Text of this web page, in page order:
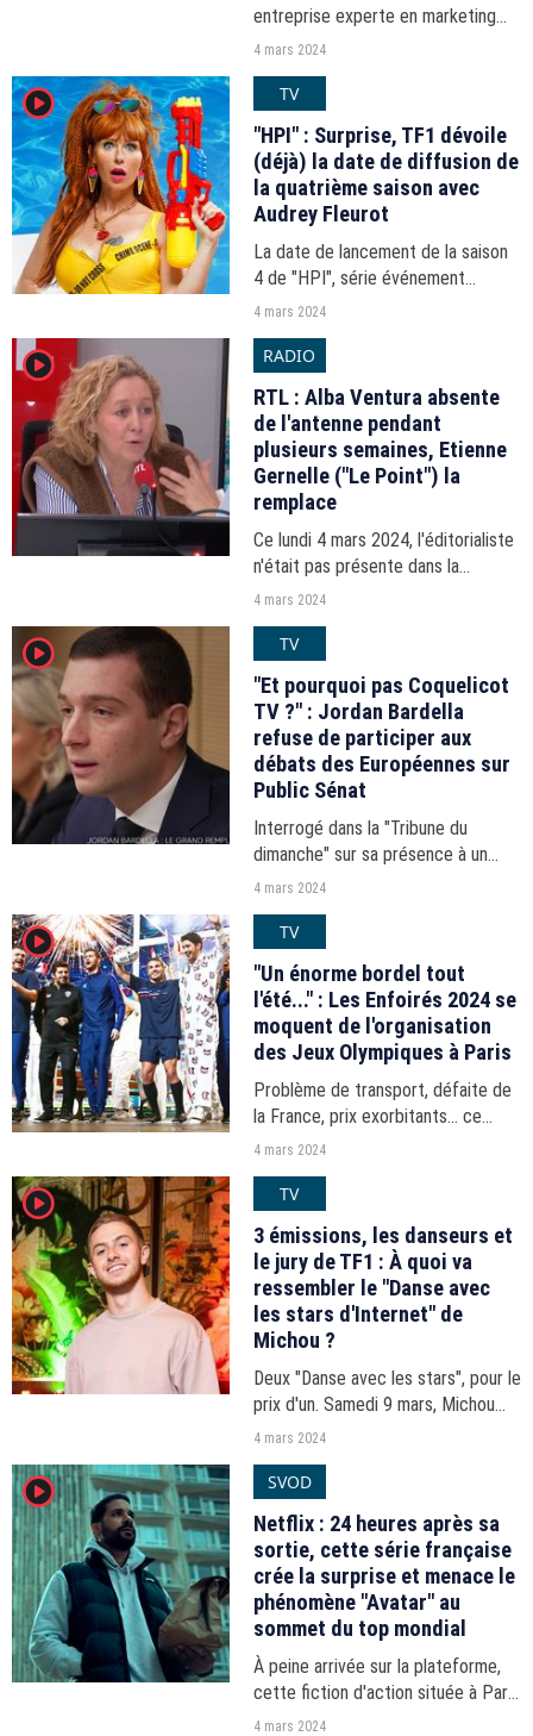
entreprise experte en marketing
d'influence, démontre que les
contenu, dont l'image reste
écornée dans les médias,
subissent...
4 mars 2024
player2 TV
"HPI" : Surprise, TF1 dévoile
(déjà) la date de diffusion de
la quatrième saison avec
Audrey Fleurot
La date de lancement de la saison
4 de "HPI", série événement
incarnée par Audrey Fleurot, a été
compte de TF1 sur X.
4 mars 2024
player2 RADIO
RTL : Alba Ventura absente
de l'antenne pendant
plusieurs semaines, Etienne
Gernelle ("Le Point") la
remplace
Ce lundi 4 mars 2024, l'éditorialiste
n'était pas présente dans la
matinale d'Yves Calvi et Amandine
Etienne Gernelle, patron du "Point".
4 mars 2024
player2 TV
"Et pourquoi pas Coquelicot
TV ?" : Jordan Bardella
refuse de participer aux
débats des Européennes sur
Public Sénat
Interrogé dans la "Tribune du
dimanche" sur sa présence à un
débat télévisé prévu en amont des
Rassemblement national a répondu
avec ironie.
4 mars 2024
player2 TV
"Un énorme bordel tout
l'été..." : Les Enfoirés 2024 se
moquent de l'organisation
des Jeux Olympiques à Paris
Problème de transport, défaite de
la France, prix exorbitants... ce
vendredi 1er mars, les Enfoirés ont
des Jeux olympiques 2024 à Paris.
4 mars 2024
player2 TV
3 émissions, les danseurs et
le jury de TF1 : À quoi va
ressembler le "Danse avec
les stars d'Internet" de
Michou ?
Deux "Danse avec les stars", pour le
prix d'un. Samedi 9 mars, Michou
lancera "Danse avec les stars
Twitch. Que nous réserve cette
émission spéciale...
4 mars 2024
player2 SVOD
Netflix : 24 heures après sa
sortie, cette série française
crée la surprise et menace le
phénomène "Avatar" au
sommet du top mondial
À peine arrivée sur la plateforme,
cette fiction d'action située à Paris
se hisse déjà à la deuxième place
4 mars 2024